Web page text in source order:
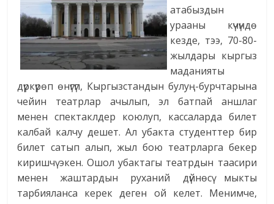
атабыздын
урааны күчүндө
кезде, тээ, 70-80-
жылдары кыргыз
маданияты
дүркүрөп өнүгүп, Кыргызстандын булуң-бурчтарына
чейин театрлар ачылып, эл батпай аншлаг
менен спектаклдер коюлуп, кассаларда билет
калбай калчу дешет. Ал убакта студенттер бир
билет сатып алып, жыл бою театрларга бекер
киришчү экен. Ошол убактагы театрдын таасири
менен жаштардын руханий дүйнөсү мыкты
тарбияланса керек деген ой келет. Менимче,